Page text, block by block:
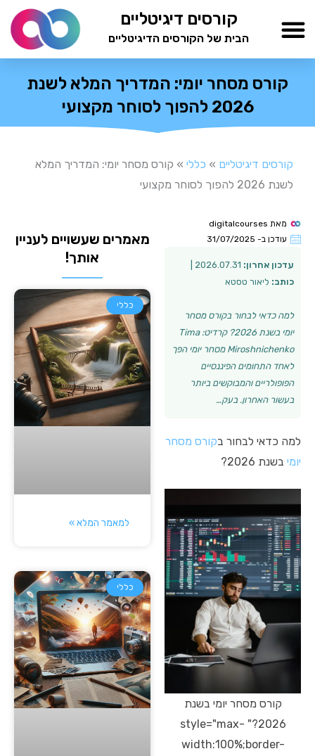
לתוכן
קורסים דיגיטליים
הבית של הקורסים הדיגיטליים
קורס מסחר יומי: המדריך המלא לשנת
2026 להפוך לסוחר מקצועי
קורסים דיגיטליים » כללי » קורס מסחר יומי: המדריך המלא
לשנת 2026 להפוך לסוחר מקצועי
מאת
עודכן ב- 31/07/2025
עדכון אחרון:
כותב: ליאור טסטא
למה כדאי לבחור בקורס מסחר
יומי בשנת 2026? קרדיט: Tima
Miroshnichenko מסחר יומי הפך
לאחד התחומים הפיננסיים
הפופולריים והמבוקשים ביותר
בעשור האחרון. בעק…
למה כדאי לבחור בקורס מסחר
יומי בשנת 2026?
קורס מסחר יומי בשנת
2026?" style="max-
width:100%;border-
מאמרים שעשויים לעניין
אותך!
כללי
למאמר המלא »
כללי